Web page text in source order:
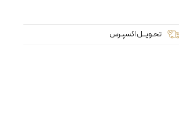
تحـویــل اکسپـرس